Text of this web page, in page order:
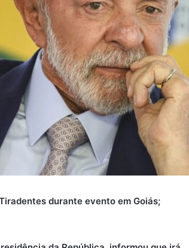
durante evento em Goiás;